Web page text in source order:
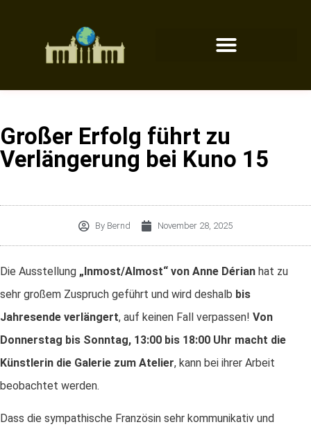
Großer Erfolg führt zu
Verlängerung bei Kuno 15
By Bernd November 28, 2025
Die Ausstellung „Inmost/Almost“ von Anne Dérian hat zu
sehr großem Zuspruch geführt und wird deshalb bis
Jahresende verlängert, auf keinen Fall verpassen! Von
Donnerstag bis Sonntag, 13:00 bis 18:00 Uhr macht die
Künstlerin die Galerie zum Atelier, kann bei ihrer Arbeit
beobachtet werden.
Dass die sympathische Französin sehr kommunikativ und